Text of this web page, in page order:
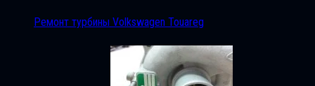
Ремонт турбины Volkswagen Touareg